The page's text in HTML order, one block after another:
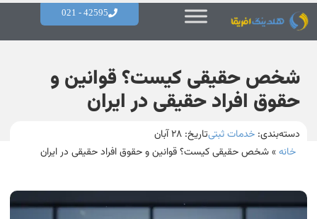
42595 - 021
شخص حقیقی کیست؟ قوانین و
حقوق افراد حقیقی در ایران
دسته‌بندی: خدمات ثبتیتاریخ:
خانه»شخص حقیقی کیست؟ قوانین و حقوق افراد حقیقی در ایران